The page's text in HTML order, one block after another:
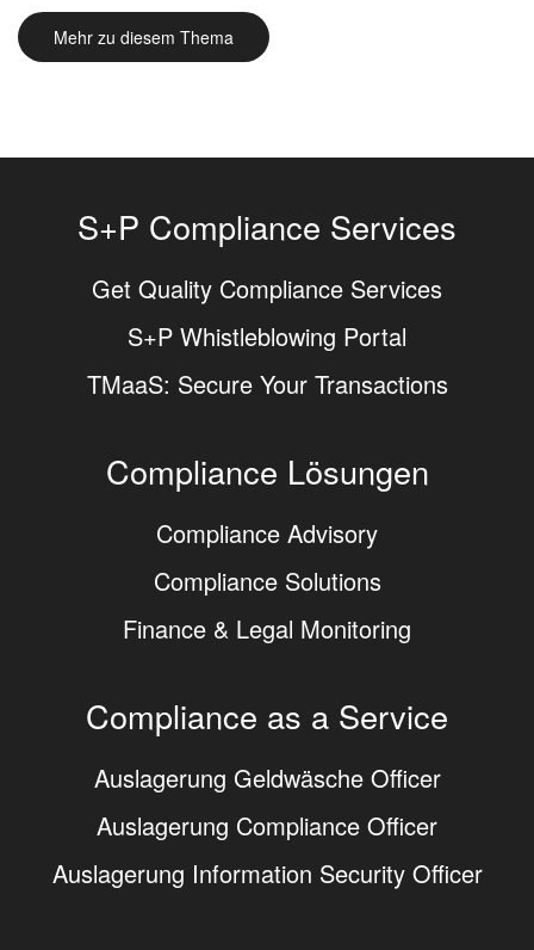
Mehr zu diesem Thema
S+P Compliance Services
Get Quality Compliance Services
S+P Whistleblowing Portal
TMaaS: Secure Your Transactions
Compliance Lösungen
Compliance Advisory
Compliance Solutions
Finance & Legal Monitoring
Compliance as a Service
Auslagerung Geldwäsche Officer
Auslagerung Compliance Officer
Auslagerung Information Security Officer